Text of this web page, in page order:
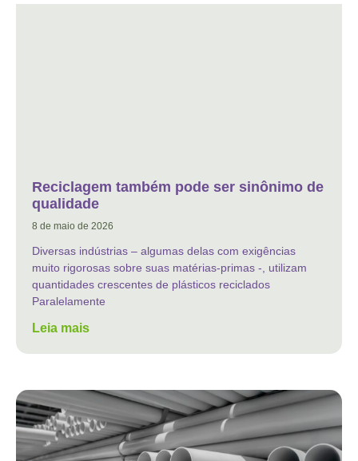
Reciclagem também pode ser sinônimo de
qualidade
8 de maio de 2026
Diversas indústrias – algumas delas com exigências
muito rigorosas sobre suas matérias-primas -, utilizam
quantidades crescentes de plásticos reciclados
Paralelamente
Leia mais